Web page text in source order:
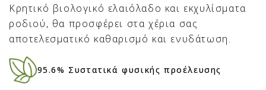
Κρητικό βιολογικό ελαιόλαδο και εκχυλίσματα
ροδιού, θα προσφέρει στα χέρια σας
αποτελεσματικό καθαρισμό και ενυδάτωση.
95.6% Συστατικά φυσικής προέλευσης